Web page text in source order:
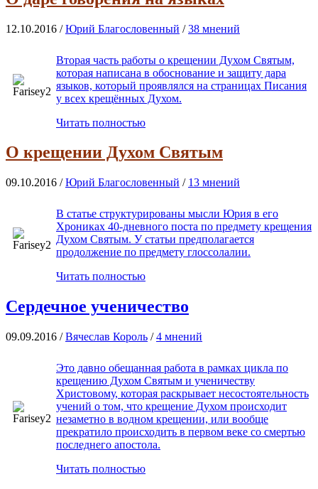
12.10.2016 /Юрий Благословенный /38 мнений
Вторая часть работы о крещении Духом Святым,
которая написана в обоснование и защиту дара
языков, который проявлялся на страницах Писания
у всех крещённых Духом.
Читать полностью
О крещении Духом Святым
09.10.2016 /Юрий Благословенный / 13 мнений
В статье структурированы мысли Юрия в его
Хрониках 40-дневного поста по предмету крещения
Духом Святым. У статьи предполагается
продолжение по предмету глоссолалии.
Читать полностью
Сердечное ученичество
09.09.2016 /Вячеслав Король /4 мнений
Это давно обещанная работа в рамках цикла по
крещению Духом Святым и ученичеству
Христовому, которая раскрывает несостоятельность
учений о том, что крещение Духом происходит
незаметно в водном крещении, или вообще
прекратило происходить в первом веке со смертью
последнего апостола.
Читать полностью